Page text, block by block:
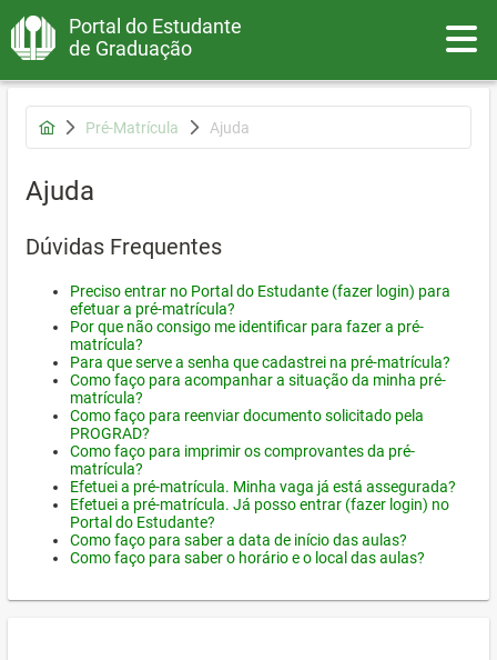
Portal do Estudante
de Graduação
Pré-Matrícula Ajuda
Ajuda
Dúvidas Frequentes
Preciso entrar no Portal do Estudante (fazer login) para
efetuar a pré-matrícula?
Por que não consigo me identificar para fazer a pré-
matrícula?
Para que serve a senha que cadastrei na pré-matrícula?
Como faço para acompanhar a situação da minha pré-
matrícula?
Como faço para reenviar documento solicitado pela
PROGRAD?
Como faço para imprimir os comprovantes da pré-
matrícula?
Efetuei a pré-matrícula. Minha vaga já está assegurada?
Efetuei a pré-matrícula. Já posso entrar (fazer login) no
Portal do Estudante?
Como faço para saber a data de início das aulas?
Como faço para saber o horário e o local das aulas?